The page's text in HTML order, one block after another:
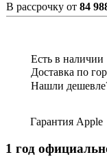
В рассрочку от 84
Есть в наличии
Доставка по
Нашли
Гарантия Apple
1 год